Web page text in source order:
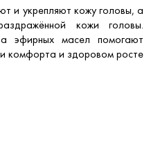
и укрепляют кожу головы, а
кожи головы.
эфирных масел помогают
комфорта и здоровом росте